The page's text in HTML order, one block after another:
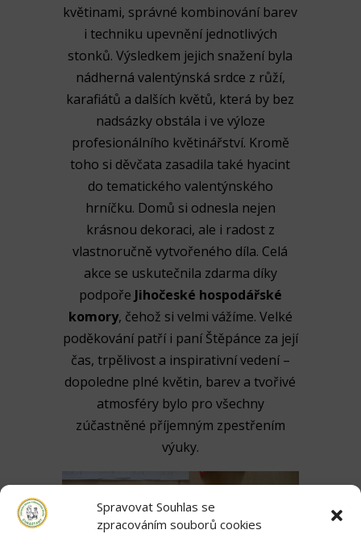
Spravovat Souhlas se
zpracováním souborů cookies
květinami, správné kombinování barev
i techniku upevnění jednotlivých
stonků. Výsledkem jejich snažení byla
nádherná valentýnská srdce z růží,
karafiátů a dalších květů, která by bez
nadsázky obstála i ve výloze
profesionálního květinářství. Kromě
toho si děvčata zasadila také hyacint
do tematického valentýnského
hrníčku. Domů si odnesla nejen
krásnou dekoraci, ale i radost z
vlastnoručně vytvořeného díla. Celá
akce se uskutečnila zdarma díky
podpoře Jihočeské hospodářské
komory, čehož si velmi vážíme. Velké
poděkování patří i paní Štěpánce za její
čas, trpělivost a inspirativní vedení –
dopoledne plné květin, barev a tvořivé
atmosféry bylo pro všechny
zúčastněné příjemným zpestřením
výuky.